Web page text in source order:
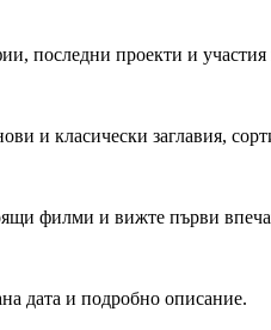
последни проекти и
и класически заглавия,
филми и вижте първи
дата и подробно описание.